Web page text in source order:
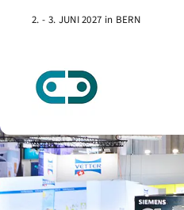
2. - 3. JUNI 2027 in BERN